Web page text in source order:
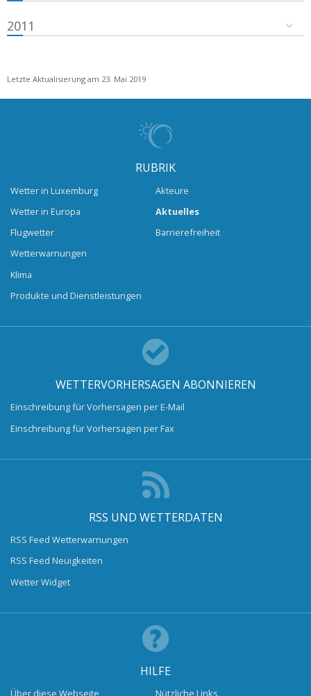
2011
Letzte Aktualisierung am 23. Mai 2019
RUBRIK
Wetter in Luxemburg
Wetter in Europa
Flugwetter
Wetterwarnungen
Klima
Produkte und Dienstleistungen
Akteure
Aktuelles
Barrierefreiheit
WETTERVORHERSAGEN ABONNIEREN
Einschreibung für Vorhersagen per E-Mail
Einschreibung für Vorhersagen per Fax
RSS UND WETTERDATEN
RSS Feed Wetterwarnungen
RSS Feed Neuigkeiten
Wetter Widget
HILFE
Über diese Webseite Nützliche Links